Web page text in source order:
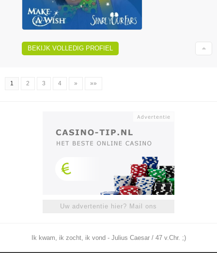
BEKIJK VOLLEDIG PROFIEL
1 2 3 4 » »»
Uw advertentie hier? Mail ons
Ik kwam, ik zocht, ik vond - Julius Caesar / 47 v.Chr. ;)